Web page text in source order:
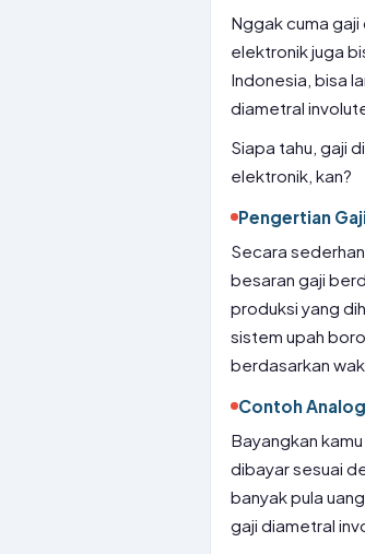
Nggak cuma gaji
elektronik juga
Indonesia, bisa
diametral
Siapa tahu, gaji
elektronik, kan?
Pengertian
Secara
besaran gaji
produksi yang
sistem upah
berdasarkan
Contoh
Bayangkan
dibayar sesuai
banyak pula
gaji diametral